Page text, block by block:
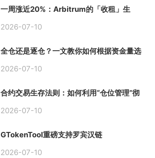
一周涨近20%：Arbitrum的「收租」生
2026-07-10
全仓还是逐仓？一文教你如何根据资金量选
2026-07-10
合约交易生存法则：如何利用“仓位管理”彻
2026-07-10
GTokenTool重磅支持罗宾汉链
2026-07-10